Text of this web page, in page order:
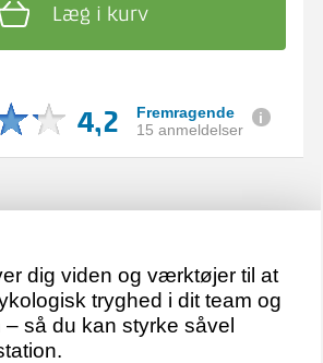
Læg i kurv
4,2
Fremragende
15 anmeldelser
dig viden og værktøjer til at
tryghed i dit team og
så du kan styrke såvel